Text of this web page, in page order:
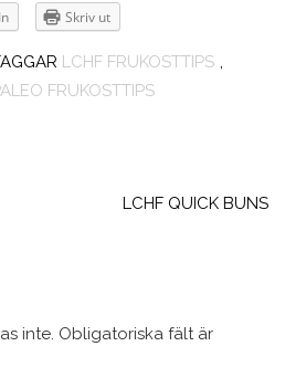
Skriv ut
LCHF FRUKOSTTIPS ,
FRUKOSTTIPS
LCHF QUICK BUNS
inte. Obligatoriska fält är